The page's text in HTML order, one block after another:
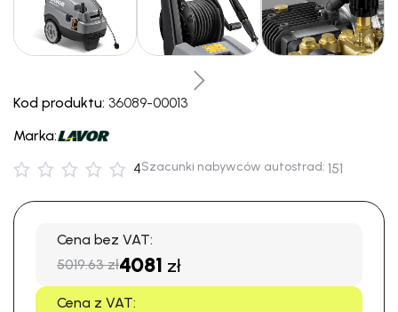
Kod produktu: 36089-00013
Marka:
4Szacunki nabywców autostrad: 151
Cena bez VAT:
5019.63 zł4081 zł
Cena z VAT: